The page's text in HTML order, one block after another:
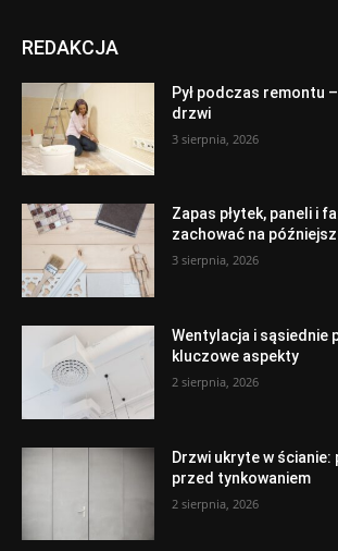
REDAKCJA
Pył podczas remontu
drzwi
3 sierpnia, 2026
Zapas płytek, paneli i
zachować na
3 sierpnia, 2026
Wentylacja i sąsiednie
kluczowe aspekty
2 sierpnia, 2026
Drzwi ukryte w
przed tynkowaniem
2 sierpnia, 2026